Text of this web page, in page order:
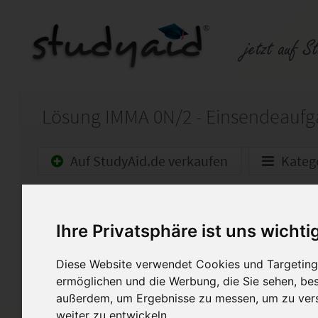
Ihre Privatsphäre ist uns
Diese Website verwendet Cookies und
ermöglichen und die Werbung, die Sie sehen,
außerdem, um Ergebnisse zu messen, um zu
Auf StudyAid.de verkaufen
Teilbereich IMMA 0N/2 -
Nach meinem
habe ich als Vorbereitung
gepr. Immobilienmakler ILS